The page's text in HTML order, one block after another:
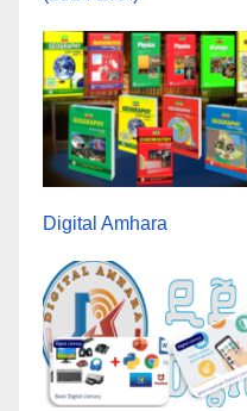
Digital Amhara